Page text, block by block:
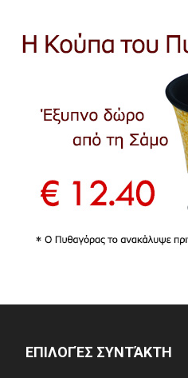
ΕΠΙΛΟΓΈΣ ΣΥΝΤΆΚΤΗ